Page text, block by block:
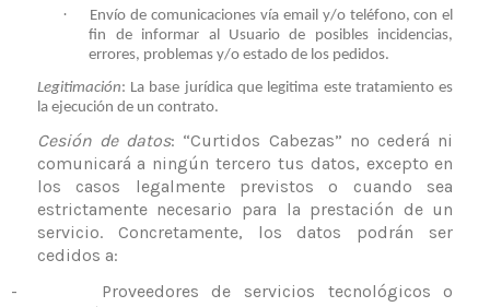
·
Envío de comunicaciones vía email y/o teléfono, con el
fin de informar al Usuario de posibles incidencias,
errores, problemas y/o estado de los pedidos.
Legitimación: La base jurídica que legitima este tratamiento es
la ejecución de un contrato.
Cesión de datos: “Curtidos Cabezas” no cederá ni
comunicará a ningún tercero tus datos, excepto en
los casos legalmente previstos o cuando sea
estrictamente necesario para la prestación de un
servicio. Concretamente, los datos podrán ser
cedidos a:
-
Proveedores de servicios tecnológicos o